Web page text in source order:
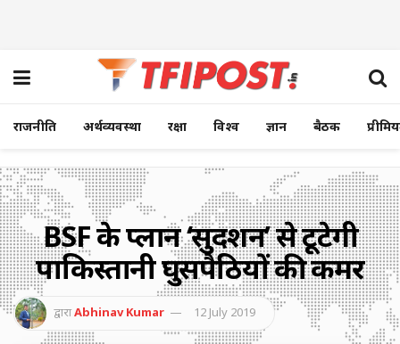
राजनीति अर्थव्यवस्था रक्षा विश्व ज्ञान बैठक
BSF के प्लान ‘सुदर्शन’ से टूटेगी
पाकिस्तानी घुसपैठियों की कमर
द्वाराAbhinav Kumar 12 July 2019